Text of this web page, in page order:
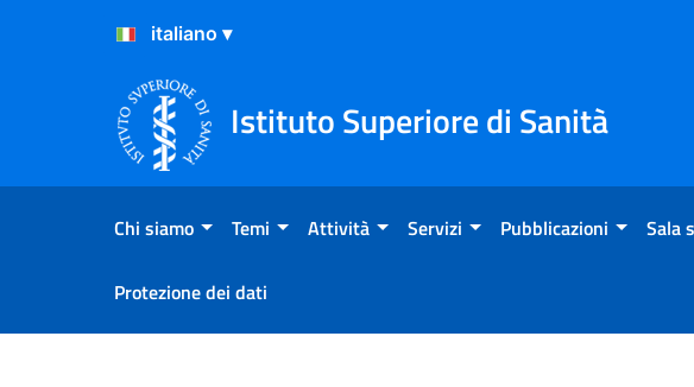
Salta al Contenuto
Salta al Footer
Istituto Superiore di Sanità
Chi siamo Temi Attività Servizi Pubblicazioni Sala
Protezione dei dati